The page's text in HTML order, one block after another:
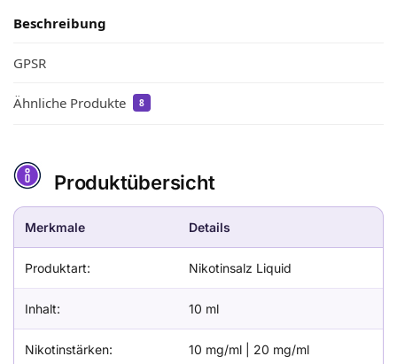
Beschreibung
GPSR
Ähnliche Produkte 8
Produktübersicht
Merkmale Details
Produktart: Nikotinsalz Liquid
Inhalt: 10 ml
Nikotinstärken: 10 mg/ml | 20 mg/ml